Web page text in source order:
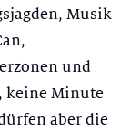
Musik
und
keine Minute
aber die